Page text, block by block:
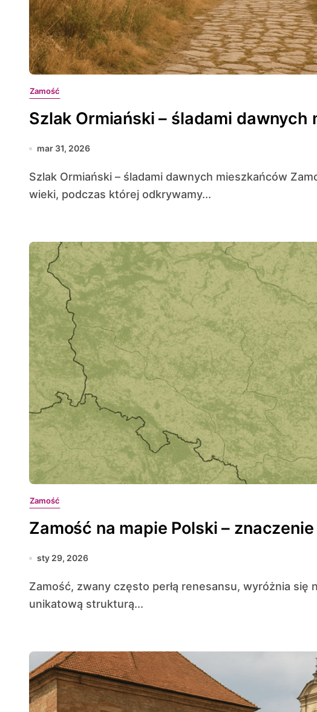
Zamość
Szlak Ormiański – śladami dawnych
mar 31, 2026
Szlak Ormiański – śladami dawnych mieszkańców Zamojszczyzny to fascynująca podróż przez
wieki, podczas której odkrywamy...
Zamość
Zamość na mapie Polski –
sty 29, 2026
Zamość, zwany często perłą renesansu, wyróżnia się na tle innych miast Polski swoją
unikatową strukturą...